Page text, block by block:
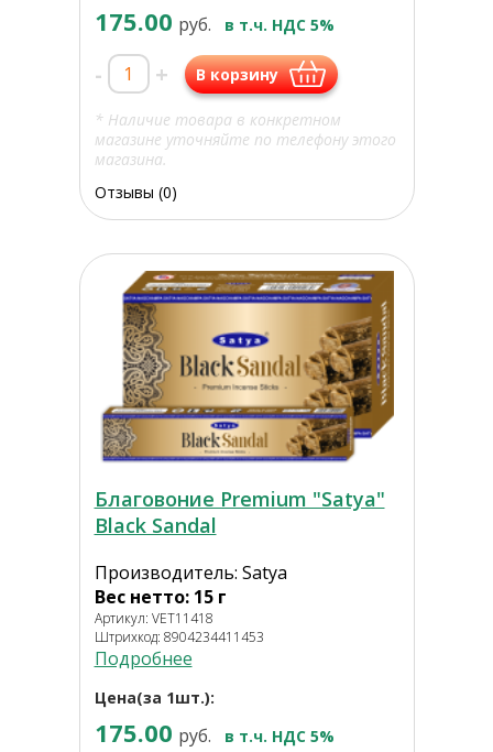
175.00 руб. в т.ч. НДС 5%
- + В корзину
* Наличие товара в конкретном
магазине уточняйте по телефону этого
магазина.
Отзывы (0)
Благовоние Premium "Satya"
Black Sandal
Производитель: Satya
Вес нетто: 15 г
Артикул: VET11418
Штрихкод: 8904234411453
Подробнее
Цена(за 1шт.):
175.00 руб. в т.ч. НДС 5%